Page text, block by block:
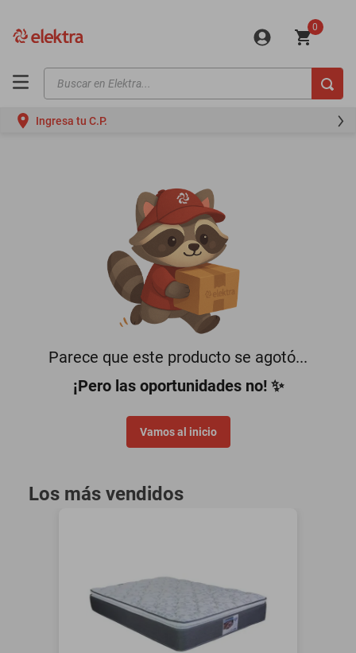
0
Buscar en Elektra...
Ingresa tu C.P.
Parece que este producto se agotó...
¡Pero las oportunidades no! ✨
Vamos al inicio
Los más vendidos
motos
motoneta
oppo